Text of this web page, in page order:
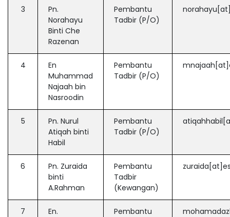
3
Pn.
Norahayu
Binti Che
Razenan
Pembantu
Tadbir (P/O)
4
En
Muhammad
Najaah bin
Nasroodin
Pembantu
Tadbir (P/O)
5
Pn. Nurul
Atiqah binti
Habil
Pembantu
Tadbir (P/O)
6
Pn. Zuraida
binti
A.Rahman
Pembantu
Tadbir
(Kewangan)
7 En. Pembantu